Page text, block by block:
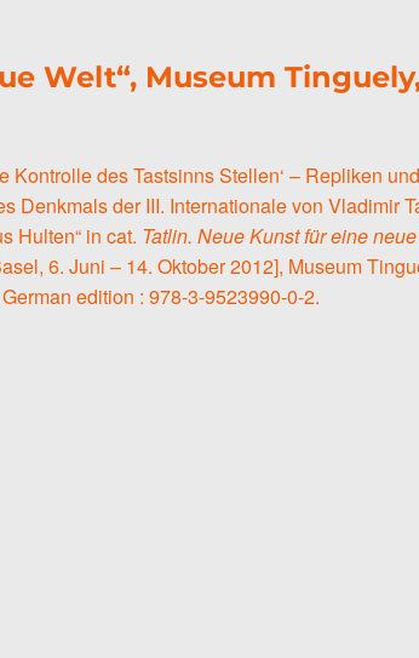
Welt“, Museum
Kontrolle des Tastsinns Stellen‘ – Repliken und
Denkmals der III. Internationale von Vladimir
Hulten“ in cat. Tatlin. Neue Kunst für eine
6. Juni – 14. Oktober 2012], Museum
edition : 978-3-9523990-0-2.